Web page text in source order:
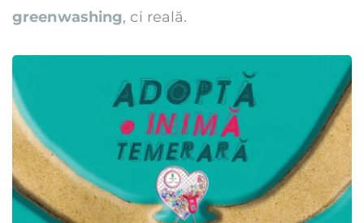
greenwashing, ci reală.